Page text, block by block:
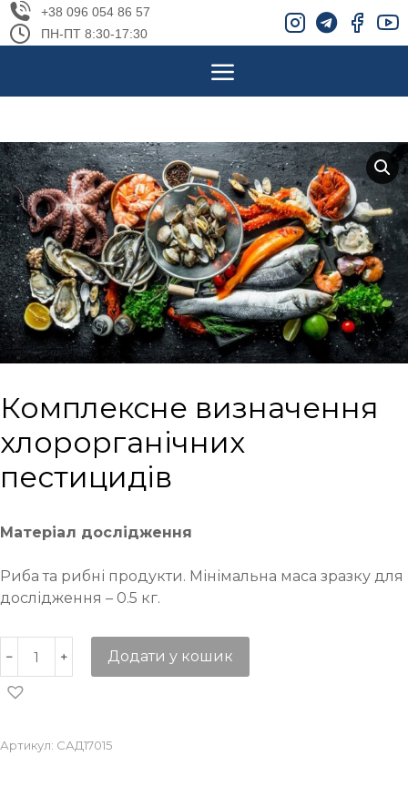
+38 096 054 86 57
ПН-ПТ 8:30-17:30
Комплексне визначення
хлорорганічних
пестицидів
Матеріал дослідження
Риба та рибні продукти. Мінімальна маса зразку для
дослідження – 0.5 кг.
Додати у кошик
Артикул: САД17015